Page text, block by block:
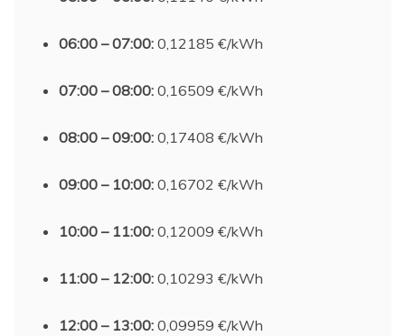
06:00 – 07:00: 0,12185 €/kWh
07:00 – 08:00: 0,16509 €/kWh
08:00 – 09:00: 0,17408 €/kWh
09:00 – 10:00: 0,16702 €/kWh
10:00 – 11:00: 0,12009 €/kWh
11:00 – 12:00: 0,10293 €/kWh
12:00 – 13:00: 0,09959 €/kWh